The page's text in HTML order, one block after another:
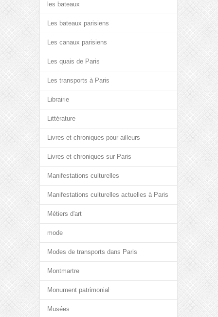
les bateaux
Les bateaux parisiens
Les canaux parisiens
Les quais de Paris
Les transports à Paris
Librairie
Littérature
Livres et chroniques pour ailleurs
Livres et chroniques sur Paris
Manifestations culturelles
Manifestations culturelles actuelles à Paris
Métiers d'art
mode
Modes de transports dans Paris
Montmartre
Monument patrimonial
Musées